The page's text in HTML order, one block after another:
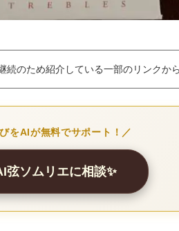
続のため紹介している一部のリンクか
をAIが無料でサポート！／
弦ソムリエに相談✨